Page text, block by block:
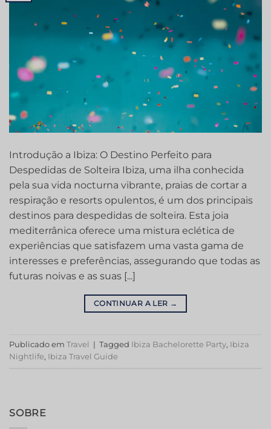
Introdução a Ibiza: O Destino Perfeito para
Despedidas de Solteira Ibiza, uma ilha conhecida
pela sua vida nocturna vibrante, praias de cortar a
respiração e resorts opulentos, é um dos principais
destinos para despedidas de solteira. Esta joia
mediterrânica oferece uma mistura eclética de
experiências que satisfazem uma vasta gama de
interesses e preferências, assegurando que todas as
futuras noivas e as suas [...]
CONTINUAR A LER →
Publicado em Travel | Tagged Ibiza Bachelorette Party, Ibiza
Nightlife, Ibiza Travel Guide
SOBRE